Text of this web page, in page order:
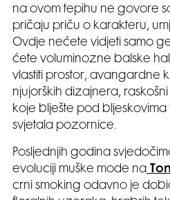
na ovom tepihu ne govore
pričaju priču o karakteru,
Ovdje nećete vidjeti samo
ćete voluminozne balske
vlastiti prostor, avangardne
njujorških dizajnera,
koje blješte pod
svjetala pozornice.
Posljednjih godina
evoluciji muške mode na
crni smoking odavno je